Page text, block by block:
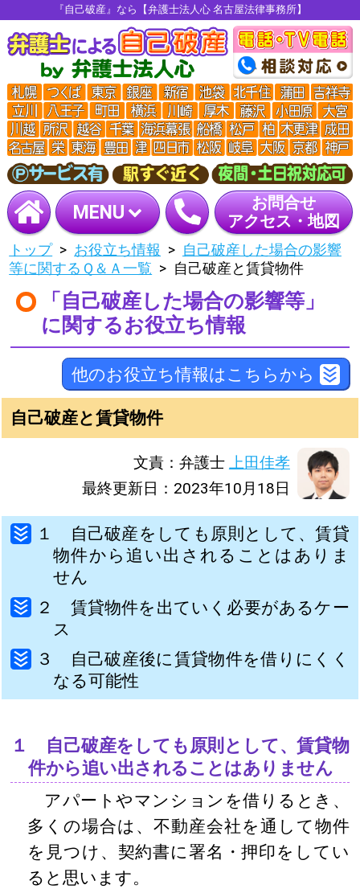
『自己破産』なら【弁護士法人心 名古屋法律事務所】
MENU
お問合せ
アクセス・地図
トップ お役立ち情報
自己破産した場合の影響
等に関するＱ＆Ａ一覧
自己破産と賃貸物件
「自己破産した場合の影響等」
に関するお役立ち情報
他のお役立ち情報はこちらから
自己破産と賃貸物件
文責：弁護士 上田佳孝
最終更新日：2023年10月18日
１ 自己破産をしても原則として、賃貸
物件から追い出されることはありま
せん
２ 賃貸物件を出ていく必要があるケー
ス
３ 自己破産後に賃貸物件を借りにくく
なる可能性
１ 自己破産をしても原則として、賃貸物
件から追い出されることはありません
アパートやマンションを借りるとき、
多くの場合は、不動産会社を通して物件
を見つけ、契約書に署名・押印をしてい
ると思います。